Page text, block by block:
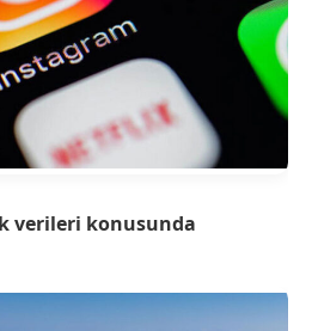
verileri konusunda